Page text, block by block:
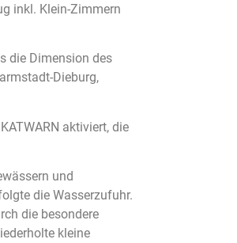
inkl. Klein-Zimmern
die Dimension des
Dieburg,
aktiviert, die
und
die Wasserzufuhr.
die besondere
kleine